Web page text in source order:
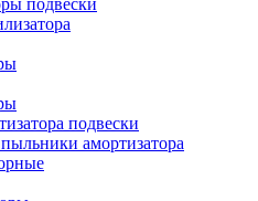
подвески
подвески
амортизатора